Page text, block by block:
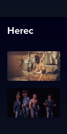
Herec